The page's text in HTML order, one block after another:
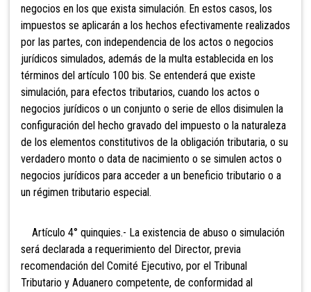
negocios en los que exista simulación. En estos casos, los
impuestos se aplicarán a los hechos efectivamente realizados
por las partes, con independencia de los actos o negocios
jurídicos simulados, además de la multa establecida en los
términos del artículo 100 bis. Se entenderá que existe
simulación, para efectos tributarios, cuando los actos o
negocios jurídicos o un conjunto o serie de ellos disimulen la
configuración del hecho gravado del impuesto o la naturaleza
de los elementos constitutivos de la obligación tributaria, o su
verdadero monto o data de nacimiento o se simulen actos o
negocios jurídicos para acceder a un beneficio tributario o a
un régimen tributario especial.
Artículo 4° quinquies.- La existencia de abuso o simulación
será declarada a requerimiento del Director, previa
recomendación del Comité Ejecutivo, por el Tribunal
Tributario y Aduanero competente, de conformidad al